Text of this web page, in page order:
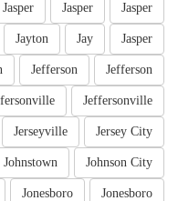
Jasper
Jasper
Jasper
Jasper
Jay
Jayton
Jefferson
Jefferson
Jeffersonville
Jersey City
Jerseyville
Johnson City
Johnstown
Jonesboro
Jonesboro